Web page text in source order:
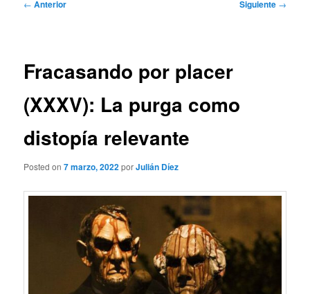
← Anterior Siguiente →
Fracasando por placer
(XXXV): La purga como
distopía relevante
Posted on7 marzo, 2022porJulián Díez